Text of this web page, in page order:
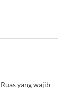
Ruas yang wajib